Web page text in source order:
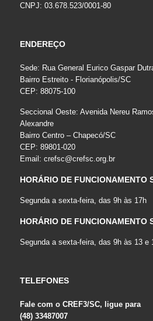
CNPJ: 03.678.523/0001-80
ENDEREÇO
Sede: Rua General Eurico Gaspar
Bairro Estreito - Florianópolis/SC
CEP: 88075-100
Seccional Oeste: Avenida Nereu
Alexandre
Bairro Centro – Chapecó/SC
CEP: 89801-020
Email: crefsc@crefsc.org.br
HORÁRIO DE FUNCIONAMENTO
Segunda a sexta-feira, das 9h às 17h
HORÁRIO DE FUNCIONAMENTO
Segunda a sexta-feira, das 9h às 13 e
TELEFONES
Fale com o CREF3/SC, ligue para
(48) 33487007